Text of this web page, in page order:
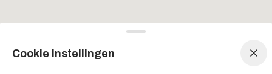
Cookie instellingen